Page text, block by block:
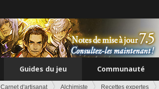
Guides du jeu Communauté
Carnet d'artisanat Alchimiste Recettes expertes